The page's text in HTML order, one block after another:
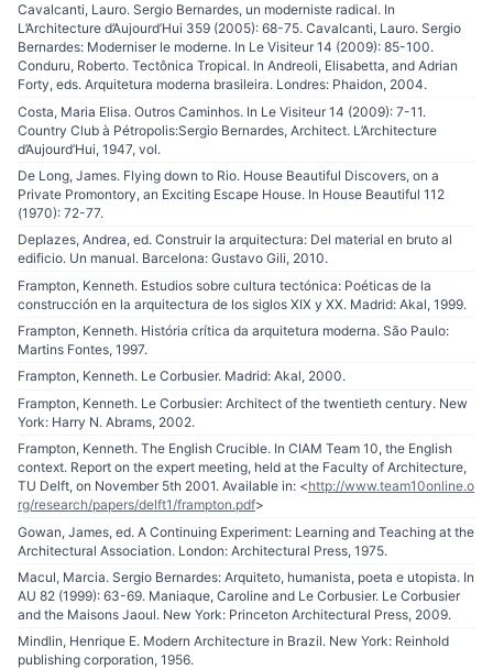
Cavalcanti, Lauro. Sergio Bernardes, un moderniste radical. In
L’Architecture d’Aujourd’Hui 359 (2005): 68-75. Cavalcanti, Lauro. Sergio
Bernardes: Moderniser le moderne. In Le Visiteur 14 (2009): 85-100.
Conduru, Roberto. Tectônica Tropical. In Andreoli, Elisabetta, and Adrian
Forty, eds. Arquitetura moderna brasileira. Londres: Phaidon, 2004.
Costa, Maria Elisa. Outros Caminhos. In Le Visiteur 14 (2009): 7-11.
Country Club à Pétropolis:Sergio Bernardes, Architect. L’Architecture
d’Aujourd’Hui, 1947, vol.
De Long, James. Flying down to Rio. House Beautiful Discovers, on a
Private Promontory, an Exciting Escape House. In House Beautiful 112
(1970): 72-77.
Deplazes, Andrea, ed. Construir la arquitectura: Del material en bruto al
edificio. Un manual. Barcelona: Gustavo Gili, 2010.
Frampton, Kenneth. Estudios sobre cultura tectónica: Poéticas de la
construcción en la arquitectura de los siglos XIX y XX. Madrid: Akal, 1999.
Frampton, Kenneth. História crítica da arquitetura moderna. São Paulo:
Martins Fontes, 1997.
Frampton, Kenneth. Le Corbusier. Madrid: Akal, 2000.
Frampton, Kenneth. Le Corbusier: Architect of the twentieth century. New
York: Harry N. Abrams, 2002.
Frampton, Kenneth. The English Crucible. In CIAM Team 10, the English
context. Report on the expert meeting, held at the Faculty of Architecture,
TU Delft, on November 5th 2001. Available in: <http://www.team10online.o
rg/research/papers/delft1/frampton.pdf>
Gowan, James, ed. A Continuing Experiment: Learning and Teaching at the
Architectural Association. London: Architectural Press, 1975.
Macul, Marcia. Sergio Bernardes: Arquiteto, humanista, poeta e utopista. In
AU 82 (1999): 63-69. Maniaque, Caroline and Le Corbusier. Le Corbusier
and the Maisons Jaoul. New York: Princeton Architectural Press, 2009.
Mindlin, Henrique E. Modern Architecture in Brazil. New York: Reinhold
publishing corporation, 1956.